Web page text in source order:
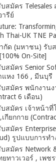
บสมัคร
รีย์
Thai-UK TNE
ด (มหาชน) รับส
On-Site]
สมัคร Senior
หง 166 , มีนบุรี
บสมัคร พนักงาน
6 เดือน)
บสมัคร เจ้าหน้า
กียกกาย
สมัคร
รูปแบบการทำ
บสมัคร Network
ทาวเวอร์ , เพช